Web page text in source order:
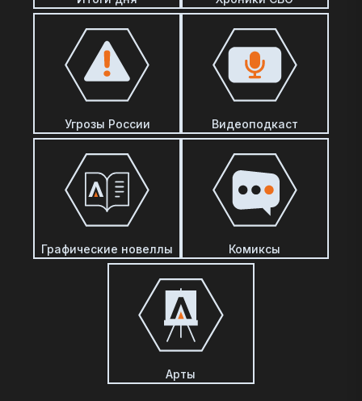
Угрозы России Видеоподкаст
Графические новеллы Комиксы
Арты